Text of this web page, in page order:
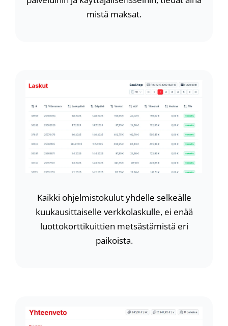
mistä maksat.
Kaikki ohjelmistokulut yhdelle selkeälle
kuukausittaiselle verkkolaskulle, ei enää
luottokorttikuittien metsästämistä eri
paikoista.